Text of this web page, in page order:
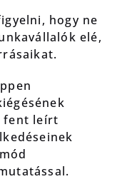
hogy ne
elé,
fent leírt